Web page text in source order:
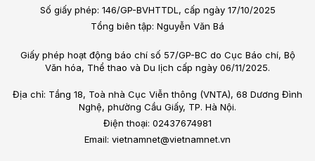
Số giấy phép: 146/GP-BVHTTDL, cấp ngày 17/10/2025
Tổng biên tập: Nguyễn Văn Bá
Giấy phép hoạt động báo chí số 57/GP-BC do Cục Báo chí, Bộ
Văn hóa, Thể thao và Du lịch cấp ngày 06/11/2025.
Địa chỉ: Tầng 18, Toà nhà Cục Viễn thông (VNTA), 68 Dương Đình
Nghệ, phường Cầu Giấy, TP. Hà Nội.
Điện thoại: 02437674981
Email: vietnamnet@vietnamnet.vn